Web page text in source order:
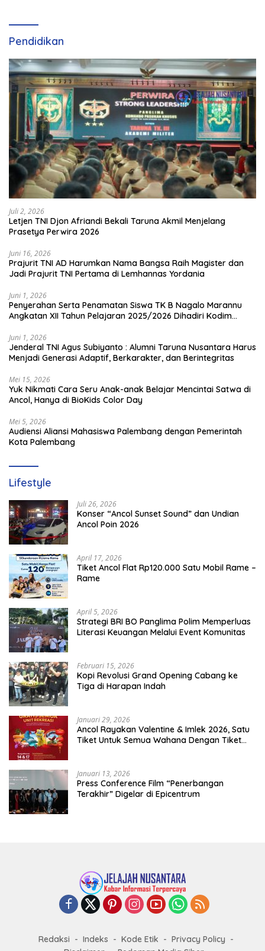
Pendidikan
Juli 2, 2026
Letjen TNI Djon Afriandi Bekali Taruna Akmil Menjelang
Prasetya Perwira 2026
Juni 16, 2026
Prajurit TNI AD Harumkan Nama Bangsa Raih Magister dan
Jadi Prajurit TNI Pertama di Lemhannas Yordania
Juni 1, 2026
Penyerahan Serta Penamatan Siswa TK B Nagalo Marannu
Angkatan XII Tahun Pelajaran 2025/2026 Dihadiri Kodim
Juni 1, 2026
Jenderal TNI Agus Subiyanto : Alumni Taruna Nusantara Harus
Menjadi Generasi Adaptif, Berkarakter, dan Berintegritas
Mei 15, 2026
Yuk Nikmati Cara Seru Anak-anak Belajar Mencintai Satwa di
Ancol, Hanya di BioKids Color Day
Mei 5, 2026
Audiensi Aliansi Mahasiswa Palembang dengan Pemerintah
Kota Palembang
Lifestyle
Juli 26, 2026
Konser “Ancol Sunset Sound” dan Undian
Ancol Poin 2026
April 17, 2026
Tiket Ancol Flat Rp120.000 Satu Mobil Rame –
Rame
April 5, 2026
​Strategi BRI BO Panglima Polim Memperluas
Literasi Keuangan Melalui Event Komunitas
Februari 15, 2026
Kopi Revolusi Grand Opening Cabang ke
Tiga di Harapan Indah
Januari 29, 2026
Ancol Rayakan Valentine & Imlek 2026, Satu
Tiket Untuk Semua Wahana Dengan Tiket
Januari 13, 2026
Press Conference Film “Penerbangan
Terakhir” Digelar di Epicentrum
Redaksi Indeks Kode Etik
Privacy Policy